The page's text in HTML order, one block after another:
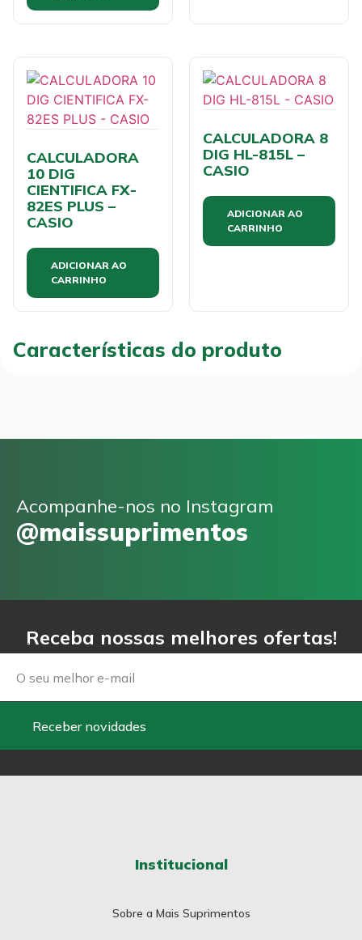
CALCULADORA
10 DIG
CIENTIFICA FX-
82ES PLUS –
CASIO
ADICIONAR AO
CARRINHO
CALCULADORA 8
DIG HL-815L –
CASIO
ADICIONAR AO
CARRINHO
Características do produto
Acompanhe-nos no Instagram
@maissuprimentos
Receba nossas melhores ofertas!
Email
Receber novidades
Institucional
Sobre a Mais Suprimentos